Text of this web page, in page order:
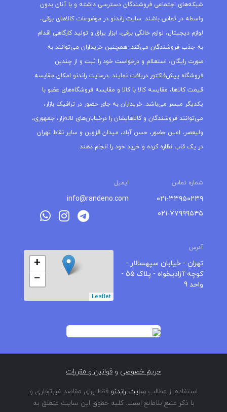
شبکه‌های اجتماعی فروشندگان دسترسی داشته و با آنان بدون
واسطه در تماس باشند. سایت راندنو در موضوعات کالاهای برقی،
لوازم دیجیتال، لوازم خانگی برقی، ابزار یراق و تولید کارگاهی اقدام
به جذب فروشندگان می‌کند. همچنین خریداران می‌توانند به
صورت رایگان، استعلام و درخواست خود را ثبت و از چندین
فروشگاه پیش‌فاکتور دریافت نمایند. درسایت راندنو امکان مقایسه
قیمت کالاها، مقایسه کالا با کالا و مقایسه فروشگاه‌های عضو با
یکدیگر میسر می‌باشد. خریداران به جای حضور در ترافیک بازار،
می‌توانند فروشندگان و کالاهایشان را درخیابان‌های لاله‌زار، جمهوری،
ولیعصر، امین حضور، حسن آباد، میدان قزوین و سایر نقاط تهران
در یک قاب نظاره کرده و خرید خود را انجام دهند.
شماره تماس ایمیل
۰۲۱-۳۳۹۵۰۲۳۹
۰۲۱-۷۷۹۹۹۵۴۵
info@randeno.com
آدرس
تهران - خیابان سپهسالار -
کوچه آزادیخواه - پلاک 55 -
واحد 9
+
−
Leaflet
حریم خصوصی و قوانین و مقررات
استفاده از مطالب سایت راندنو فقط برای مقاصد غیرتجاری و
با ذکر منبع بلامانع است. کلیه حقوق این سایت متعلق به